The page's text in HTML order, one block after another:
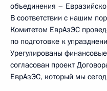
объединения –
В соответствии с нашим
Комитетом ЕврАзЭС
по подготовке к
Урегулированы
согласован проект
ЕврАзЭС, который мы